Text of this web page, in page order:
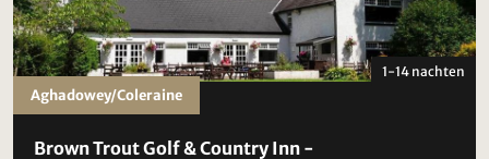
Brown Trout Golf & Country Inn -
1-14 nachten
Aghadowey/Coleraine